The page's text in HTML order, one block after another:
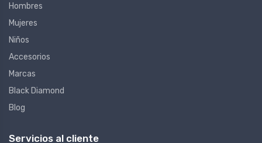
Hombres
Mujeres
Niños
Accesorios
Marcas
Black Diamond
Blog
Servicios al cliente